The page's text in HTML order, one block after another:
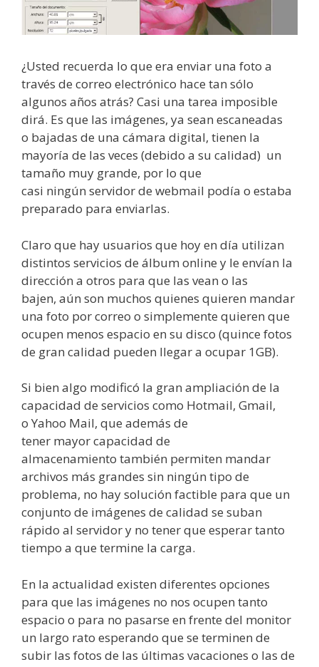
¿Usted recuerda lo que era enviar una foto a
través de correo electrónico hace tan sólo
algunos años atrás? Casi una tarea imposible
dirá. Es que las imágenes, ya sean escaneadas
o bajadas de una cámara digital, tienen la
mayoría de las veces (debido a su calidad) un
tamaño muy grande, por lo que
casi ningún servidor de webmail podía o estaba
preparado para enviarlas.
Claro que hay usuarios que hoy en día utilizan
distintos servicios de álbum online y le envían la
dirección a otros para que las vean o las
bajen, aún son muchos quienes quieren mandar
una foto por correo o simplemente quieren que
ocupen menos espacio en su disco (quince fotos
de gran calidad pueden llegar a ocupar 1GB).
Si bien algo modificó la gran ampliación de la
capacidad de servicios como Hotmail, Gmail,
o Yahoo Mail, que además de
tener mayor capacidad de
almacenamiento también permiten mandar
archivos más grandes sin ningún tipo de
problema, no hay solución factible para que un
conjunto de imágenes de calidad se suban
rápido al servidor y no tener que esperar tanto
tiempo a que termine la carga.
En la actualidad existen diferentes opciones
para que las imágenes no nos ocupen tanto
espacio o para no pasarse en frente del monitor
un largo rato esperando que se terminen de
subir las fotos de las últimas vacaciones o las de